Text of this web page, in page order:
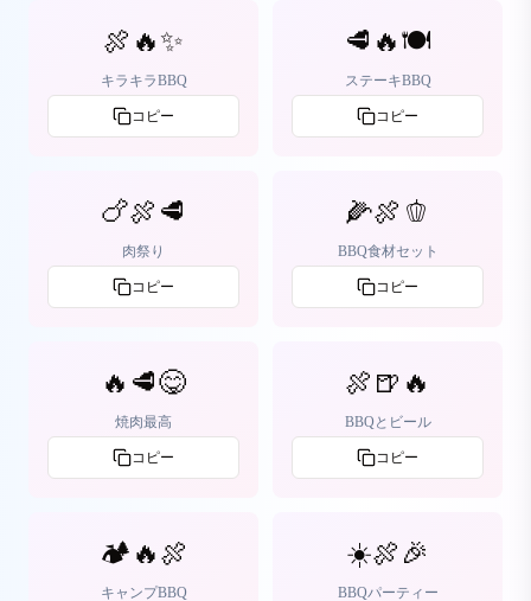
🍖🔥✨
キラキラBBQ
コピー
🥩🔥🍽️
ステーキBBQ
コピー
🍗🍖🥩
肉祭り
コピー
🌽🍖🫑
BBQ食材セット
コピー
🔥🥩😋
焼肉最高
コピー
🍖🍺🔥
BBQとビール
コピー
🏕️🔥🍖
キャンプBBQ
☀️🍖🎉
BBQパーティー